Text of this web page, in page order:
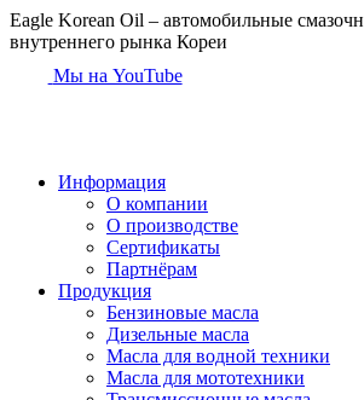
Eagle Korean Oil – автомобильные
внутреннего рынка Кореи
Мы на YouTube
Информация
О компании
О производстве
Сертификаты
Партнёрам
Продукция
Бензиновые масла
Дизельные масла
Масла для водной техники
Масла для мототехники